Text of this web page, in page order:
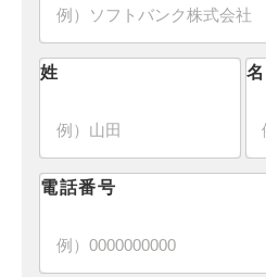
姓 名
電話番号